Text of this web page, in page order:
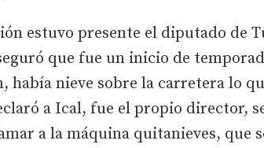
estuvo presente el diputado de
que fue un inicio de
había nieve sobre la carretera lo
a Ical, fue el propio director,
a la máquina quitanieves, que